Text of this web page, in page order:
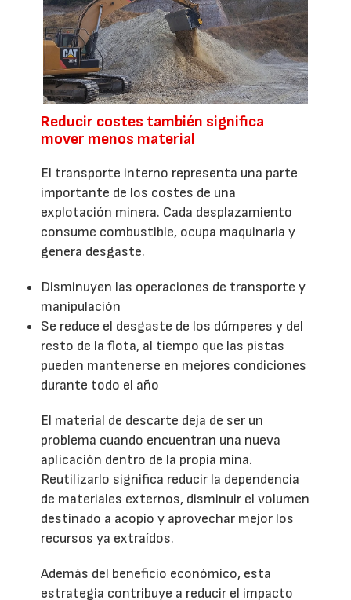
Reducir costes también significa
mover menos material
El transporte interno representa una parte
importante de los costes de una
explotación minera. Cada desplazamiento
consume combustible, ocupa maquinaria y
genera desgaste.
Disminuyen las operaciones de transporte y
manipulación
Se reduce el desgaste de los dúmperes y del
resto de la flota, al tiempo que las pistas
pueden mantenerse en mejores condiciones
durante todo el año
El material de descarte deja de ser un
problema cuando encuentran una nueva
aplicación dentro de la propia mina.
Reutilizarlo significa reducir la dependencia
de materiales externos, disminuir el volumen
destinado a acopio y aprovechar mejor los
recursos ya extraídos.
Además del beneficio económico, esta
estrategia contribuye a reducir el impacto